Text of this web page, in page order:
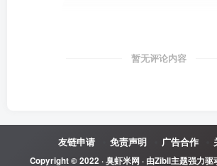
暂无评论内容
友链申请 免责声明 广告合作
Copyright © 2022 ·臭虾米网· 由Zibll主题强力驱